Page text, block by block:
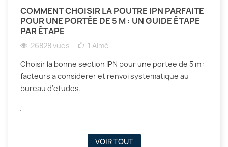
COMMENT CHOISIR LA POUTRE IPN PARFAITE
POUR UNE PORTÉE DE 5 M : UN GUIDE ÉTAPE
PAR ÉTAPE
26828 vues 1 Aimé
Choisir la bonne section IPN pour une portee de 5 m :
facteurs a considerer et renvoi systematique au
bureau d'etudes.
VOIR TOUT